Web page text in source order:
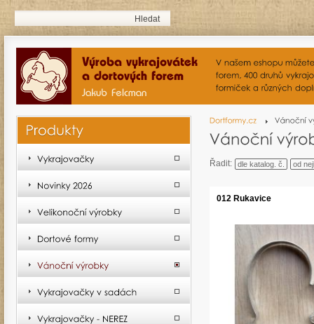
Řadit: dle katalog. č. od
012 Rukavice